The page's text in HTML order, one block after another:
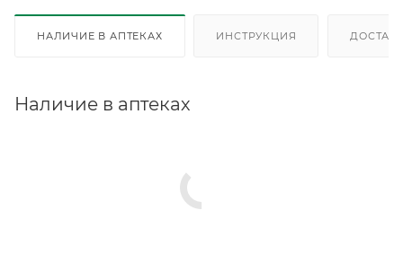
НАЛИЧИЕ В АПТЕКАХ ИНСТРУКЦИЯ
Наличие в аптеках